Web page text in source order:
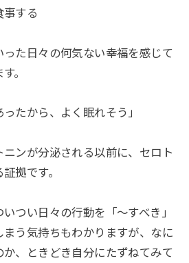
事する
た日々の何気ない幸福を感じて
。
ったから、よく眠れそう」
ニンが分泌される以前に、セロト
拠です。
つい日々の行動を「〜すべき」
う気持ちもわかりますが、なに
、ときどき自分にたずねてみて